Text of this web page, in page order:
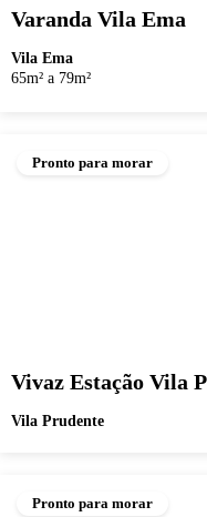
Varanda Vila Ema
Vila Ema
65m² a 79m²
Pronto para morar
Vivaz Estação Vila
Vila Prudente
Pronto para morar